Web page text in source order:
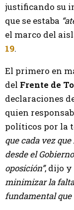
justificando su
que se estaba
el marco del
19.
El primero en
del Frente de
declaraciones
quien
políticos por la
que cada vez
desde el
oposición”, dijo
minimizar la
fundamental que